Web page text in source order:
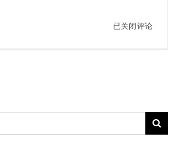
图
测
已关闭评论